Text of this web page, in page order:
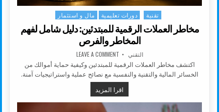
Posted in
تقنية دورات تعليمية مال و استثمار
مخاطر العملات الرقمية للمبتدئين: دليل شامل لفهم
المخاطر والفرص
AUTHOR:
التقني LEAVE A COMMENTON مخاطر العملات الرقمية للمبتدئين: دليل شامل لفهم المخاطر والفرص
اكتشف مخاطر العملات الرقمية للمبتدئين وكيفية حماية أموالك من
الخسائر المالية والتقنية والنفسية مع نصائح عملية واستراتيجيات آمنة.
اقرا المزيد